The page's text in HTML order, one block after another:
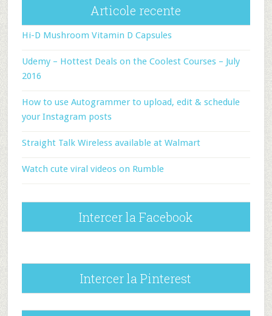
Articole recente
Hi-D Mushroom Vitamin D Capsules
Udemy – Hottest Deals on the Coolest Courses – July
2016
How to use Autogrammer to upload, edit & schedule
your Instagram posts
Straight Talk Wireless available at Walmart
Watch cute viral videos on Rumble
Intercer la Facebook
Intercer la Pinterest